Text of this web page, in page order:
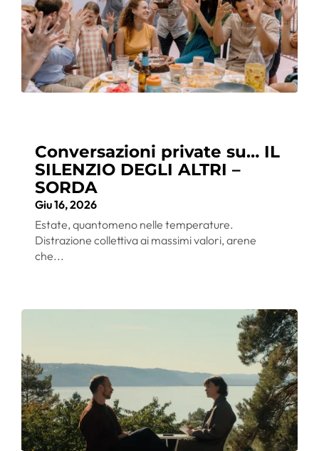
Conversazioni private su… IL
SILENZIO DEGLI ALTRI –
SORDA
Giu 16, 2026
Estate, quantomeno nelle temperature.
Distrazione collettiva ai massimi valori, arene
che...